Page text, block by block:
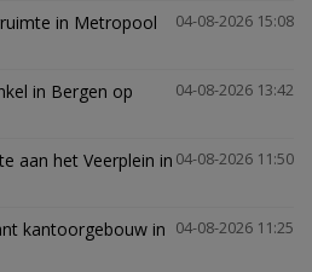
04-08-2026 15:08
in Metropool
04-08-2026 13:42
in Bergen op
04-08-2026 11:50
aan het Veerplein in
04-08-2026 11:25
kantoorgebouw in